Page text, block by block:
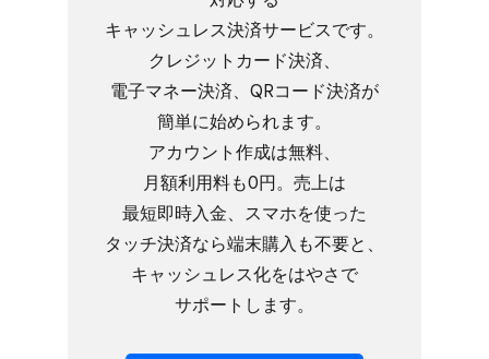
キャッシュレス決済サービスです。​
クレジットカード決済、​
電子マネー決済、​QRコード決済が​
簡単に​始められます。​
アカウント作成は​無料、​
月額利用料も​0円。​売上は​
最短即時入金、​スマホを​使った​
タッチ決済なら​端末購入も​不要と、​
キャッシュレス化を​はやさで​
サポートします。